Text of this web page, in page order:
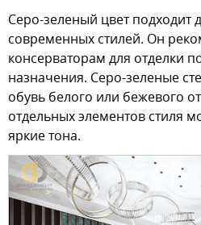
Серо-зеленый цвет подходит
современных стилей. Он
консерваторам для отделки
назначения. Серо-зеленые
обувь белого или бежевого
отдельных элементов стиля
яркие тона.